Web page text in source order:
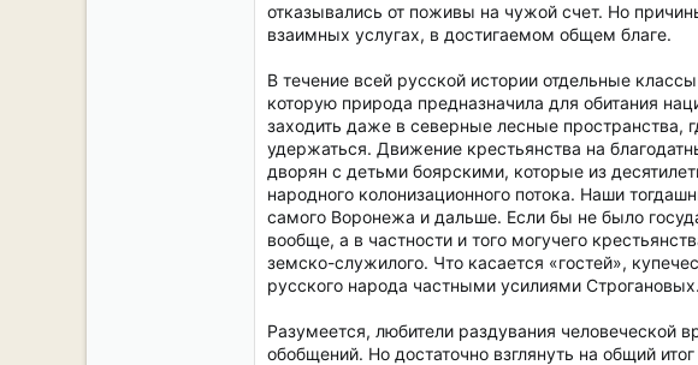
отказывались от поживы на чужой счет. Но
взаимных услугах, в достигаемом общем благе.
В течение всей русской истории отдельные
которую природа предназначила для обитания
заходить даже в северные лесные пространства,
удержаться. Движение крестьянства на
дворян с детьми боярскими, которые из
народного колонизационного потока. Наши
самого Воронежа и дальше. Если бы не было
вообще, а в частности и того могучего
земско-служилого. Что касается «гостей»,
русского народа частными усилиями Строгановых.
Разумеется, любители раздувания человеческой
обобщений. Но достаточно взглянуть на общий